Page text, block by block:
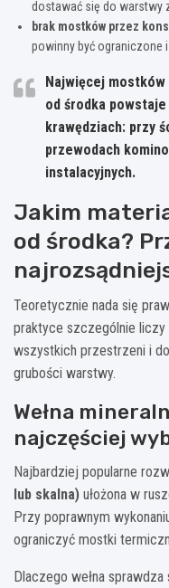
dostawać się do warstwy
brak mostków przez
powinny być ograniczone
Najwięcej
od środka powstaje
krawędziach: przy
przewodach
instalacyjnych.
Jakim
od środka?
Teoretycznie nada się
praktyce szczególnie liczy
wszystkich przestrzeni i
grubości warstwy.
Wełna
najczęściej
Najbardziej popularne
lub skalna) ułożona w
Przy poprawnym
ograniczyć mostki
Dlaczego wełna sprawdza